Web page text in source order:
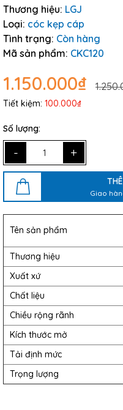
Thương hiệu: LGJ
Loại: cóc kẹp cáp
Tình trạng: Còn hàng
Mã sản phẩm: CKC120
1.150.000₫
Tiết kiệm: 100.000₫
Số lượng:
- +
Giao
Tên sản phẩm
Thương hiệu
Xuất xứ
Chất liệu
Chiều rộng rãnh
Kích thước mở
Tải định mức
Trọng lượng